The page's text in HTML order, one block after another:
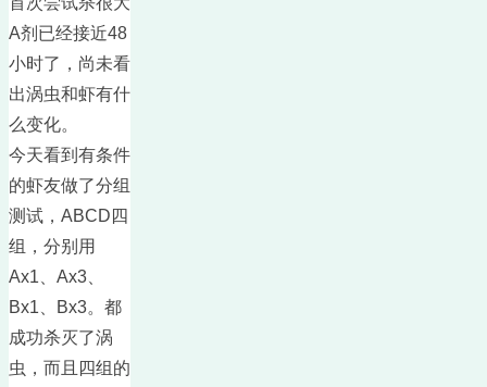
A剂已经接近48
小时了，尚未看
出涡虫和虾有什
么变化。
今天看到有条件
的虾友做了分组
测试，ABCD四
组，分别用
Ax1、Ax3、
Bx1、Bx3。都
成功杀灭了涡
虫，而且四组的